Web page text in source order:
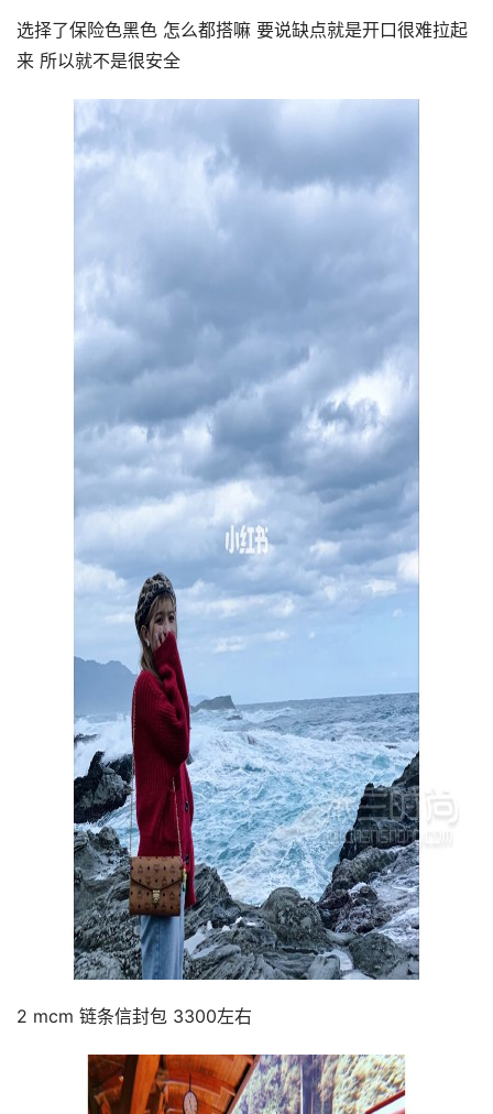
选择了保险色黑色 怎么都搭嘛 要说缺点就是开口很难拉起
来 所以就不是很安全
2 mcm 链条信封包 3300左右